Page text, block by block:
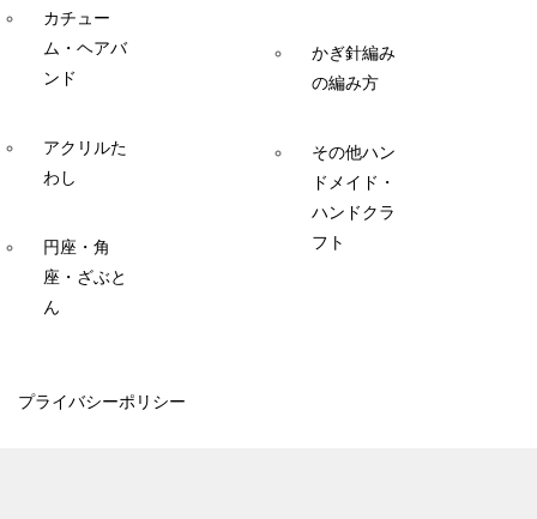
カチュー
ム・ヘアバ
ンド
アクリルた
わし
円座・角
座・ざぶと
ん
かぎ針編み
の編み方
その他ハン
ドメイド・
ハンドクラ
フト
プライバシーポリシー